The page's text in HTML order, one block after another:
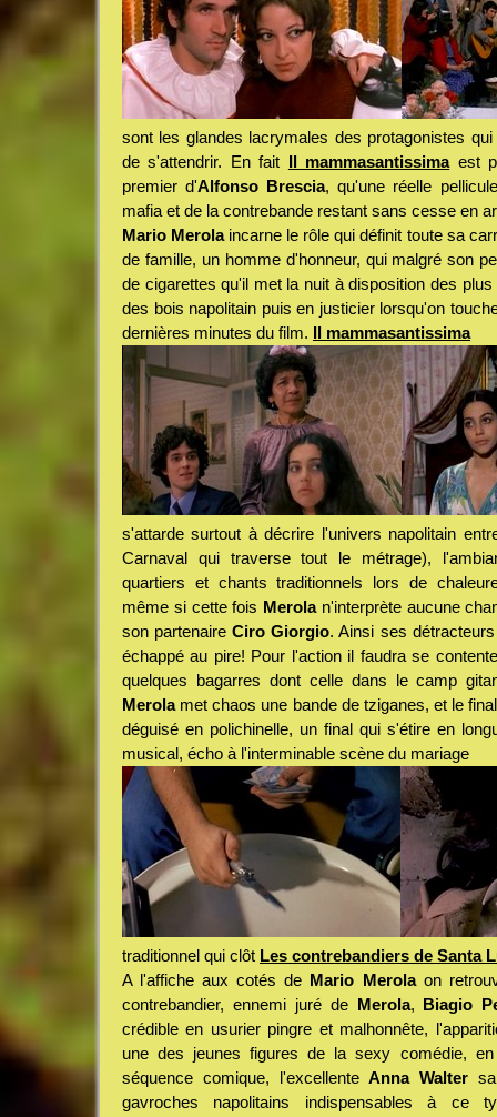
sont les glandes lacrymales des protagonistes
de s'attendrir. En fait Il mammasantissimaest
premier d'Alfonso Brescia, qu'une réelle
mafia et de la contrebande restant sans cesse en
Mario Merolaincarne le rôle qui définit toute sa
de famille, un homme d'honneur, qui malgré son
de cigarettes qu'il met la nuit à disposition des
des bois napolitain puis en justicier lorsqu'on
dernières minutes du film. Il mammasantissima
s'attarde surtout à décrire l'univers napolitain
Carnaval qui traverse tout le métrage),
quartiers et chants traditionnels lors de
même si cette fois Merolan'interprète aucune
son partenaireCiro Giorgio. Ainsi ses
échappé au pire! Pour l'action il faudra se
quelques bagarres dont celle dans le camp
Merolamet chaos une bande de tziganes, et le
déguisé en polichinelle, un final qui s'étire en
musical, écho à l'interminable scène du mariage
traditionnel qui clôt Les contrebandiers de Santa
A l'affiche aux cotés de Mario Merolaon
contrebandier, ennemi juré de Merola, Biagio
crédible en usurier pingre et malhonnête,
une des jeunes figures de la sexy comédie,
séquence comique, l'excellenteAnna Walter
gavroches napolitains indispensables à ce